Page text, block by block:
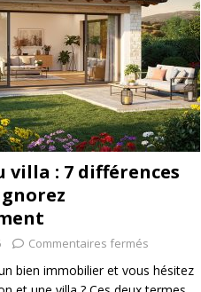
villa : 7 différences
Commentaires fermés
bien immobilier et vous hésitez